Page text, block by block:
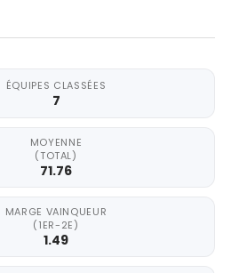
ÉQUIPES CLASSÉES
7
MOYENNE
(TOTAL)
71.76
MARGE VAINQUEUR
(1ER-2E)
1.49